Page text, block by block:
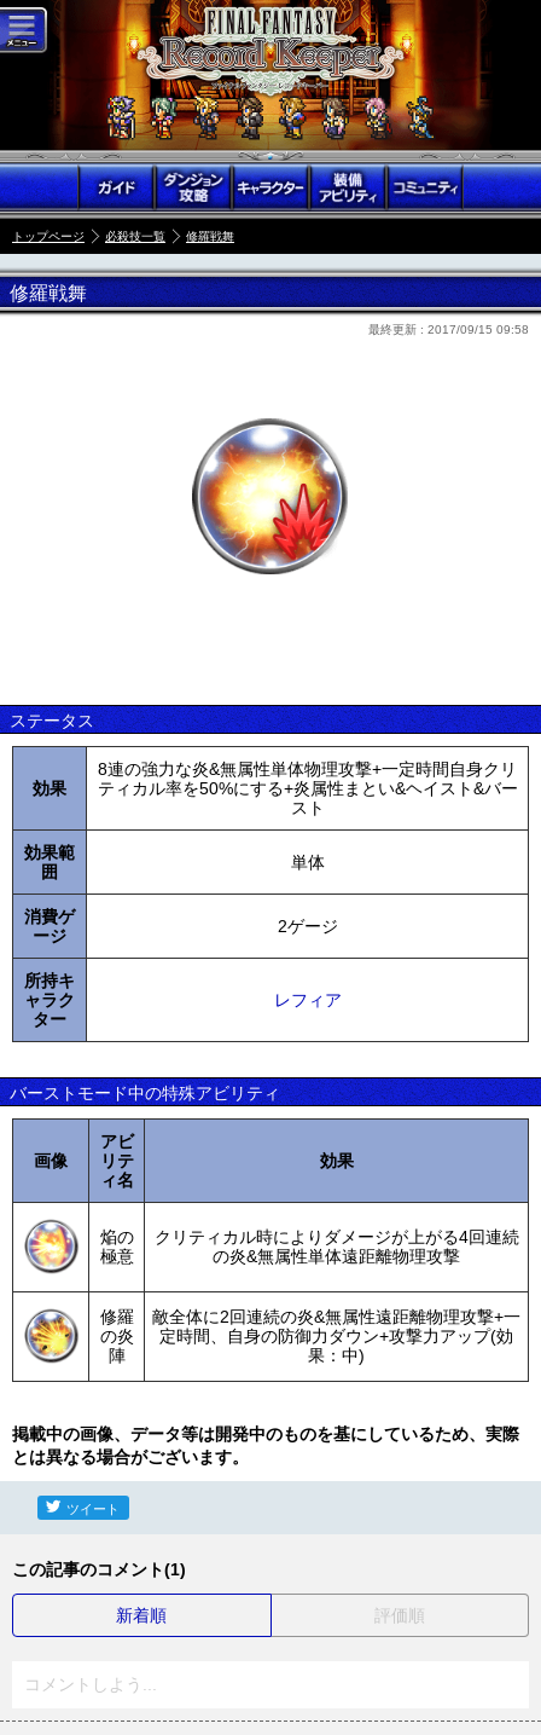
トップページ 必殺技一覧 修羅戦舞
修羅戦舞
最終更新 : 2017/09/15 09:58
ステータス
効果
8連の強力な炎&無属性単体物理攻撃+一定時間自身クリ
ティカル率を50%にする+炎属性まとい&ヘイスト&バー
スト
効果範
囲
単体
消費ゲ
ージ
2ゲージ
所持キ
ャラク
ター
レフィア
バーストモード中の特殊アビリティ
画像
アビ
リテ
ィ名
効果
焔の
極意
クリティカル時によりダメージが上がる4回連続
の炎&無属性単体遠距離物理攻撃
修羅
の炎
陣
敵全体に2回連続の炎&無属性遠距離物理攻撃+一
定時間、自身の防御力ダウン+攻撃力アップ(効
果：中)
掲載中の画像、データ等は開発中のものを基にしているため、実際
とは異なる場合がございます。
ツイート
この記事のコメント(1)
新着順 評価順
コメントしよう...